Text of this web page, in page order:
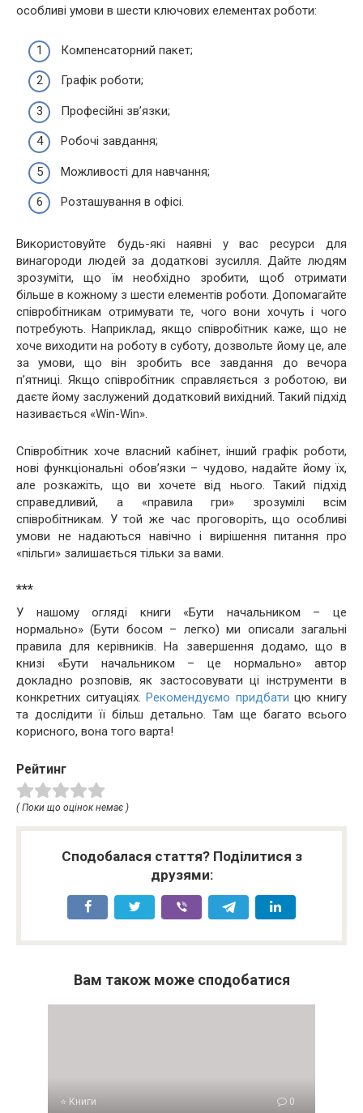
особливі умови в шести ключових елементах роботи:
Компенсаторний пакет;
Графік роботи;
Професійні зв’язки;
Робочі завдання;
Можливості для навчання;
Розташування в офісі.
Використовуйте будь-які наявні у вас ресурси для
винагороди людей за додаткові зусилля. Дайте людям
зрозуміти, що їм необхідно зробити, щоб отримати
більше в кожному з шести елементів роботи. Допомагайте
співробітникам отримувати те, чого вони хочуть і чого
потребують. Наприклад, якщо співробітник каже, що не
хоче виходити на роботу в суботу, дозвольте йому це, але
за умови, що він зробить все завдання до вечора
п’ятниці. Якщо співробітник справляється з роботою, ви
даєте йому заслужений додатковий вихідний. Такий підхід
називається «Win-Win».
Співробітник хоче власний кабінет, інший графік роботи,
нові функціональні обов’язки – чудово, надайте йому їх,
але розкажіть, що ви хочете від нього. Такий підхід
справедливий, а «правила гри» зрозумілі всім
співробітникам. У той же час проговоріть, що особливі
умови не надаються навічно і вирішення питання про
«пільги» залишається тільки за вами.
***
У нашому огляді книги «Бути начальником – це
нормально» (Бути босом – легко) ми описали загальні
правила для керівників. На завершення додамо, що в
книзі «Бути начальником – це нормально» автор
докладно розповів, як застосовувати ці інструменти в
конкретних ситуаціях.Рекомендуємо придбати цю книгу
та дослідити її більш детально. Там ще багато всього
корисного, вона того варта!
Рейтинг
( Поки що оцінок немає )
Сподобалася стаття? Поділитися з
друзями:
Вам також може сподобатися
⭐ Книги 0